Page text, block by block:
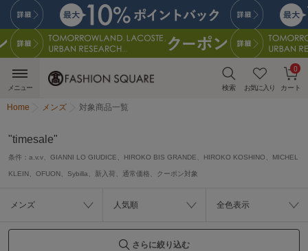
検索 お気に入り カート
0
メニュー
Home メンズ 対象商品一覧
"timesale"
条件： a.v.v、GIANNI LO GIUDICE、HIROKO BIS GRANDE、HIROKO KOSHINO、MICHEL
KLEIN、OFUON、Sybilla、新入荷、通常価格、クーポン対象
メンズ 人気順 全色表示
さらに絞り込む